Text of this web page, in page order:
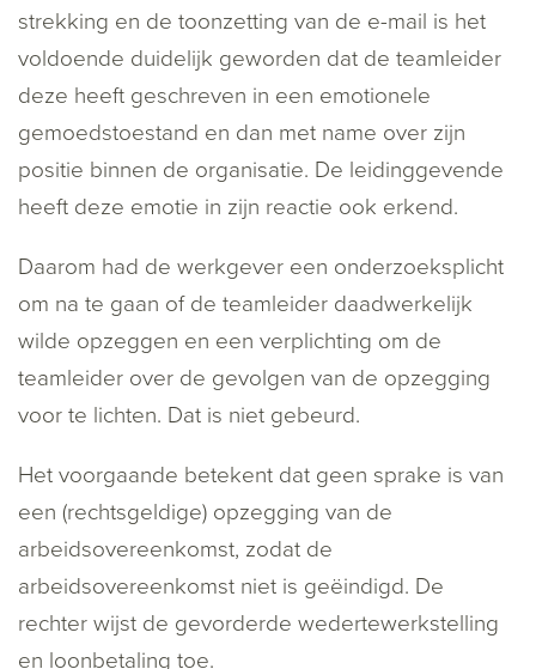
strekking en de toonzetting van de e-mail is het
voldoende duidelijk geworden dat de teamleider
deze heeft geschreven in een emotionele
gemoedstoestand en dan met name over zijn
positie binnen de organisatie. De leidinggevende
heeft deze emotie in zijn reactie ook erkend.
Daarom had de werkgever een onderzoeksplicht
om na te gaan of de teamleider daadwerkelijk
wilde opzeggen en een verplichting om de
teamleider over de gevolgen van de opzegging
voor te lichten. Dat is niet gebeurd.
Het voorgaande betekent dat geen sprake is van
een (rechtsgeldige) opzegging van de
arbeidsovereenkomst, zodat de
arbeidsovereenkomst niet is geëindigd. De
rechter wijst de gevorderde wedertewerkstelling
en loonbetaling toe.